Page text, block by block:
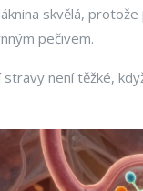
skvělá,
pečivem.
stravy není těžké,